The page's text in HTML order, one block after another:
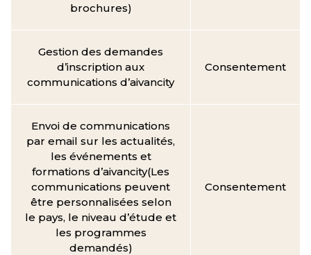
brochures)
Gestion des demandes
d’inscription aux
communications d’aivancity
Consentement
Envoi de communications
par email sur les actualités,
les événements et
formations d’aivancity(Les
communications peuvent
être personnalisées selon
le pays, le niveau d’étude et
les programmes
demandés)
Consentement